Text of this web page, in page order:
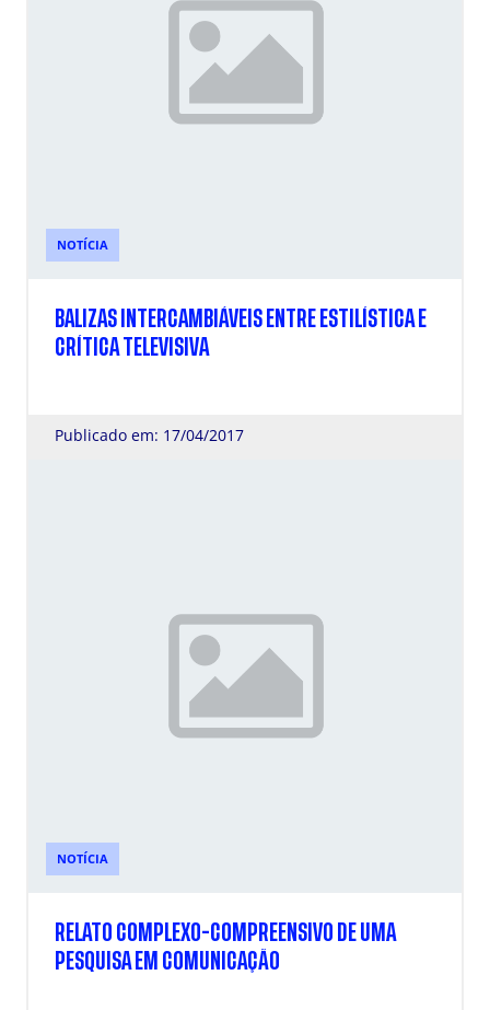
NOTÍCIA
BALIZAS INTERCAMBIÁVEIS ENTRE ESTILÍSTICA E
CRÍTICA TELEVISIVA
Publicado em: 17/04/2017
NOTÍCIA
RELATO COMPLEXO-COMPREENSIVO DE UMA
PESQUISA EM COMUNICAÇÃO